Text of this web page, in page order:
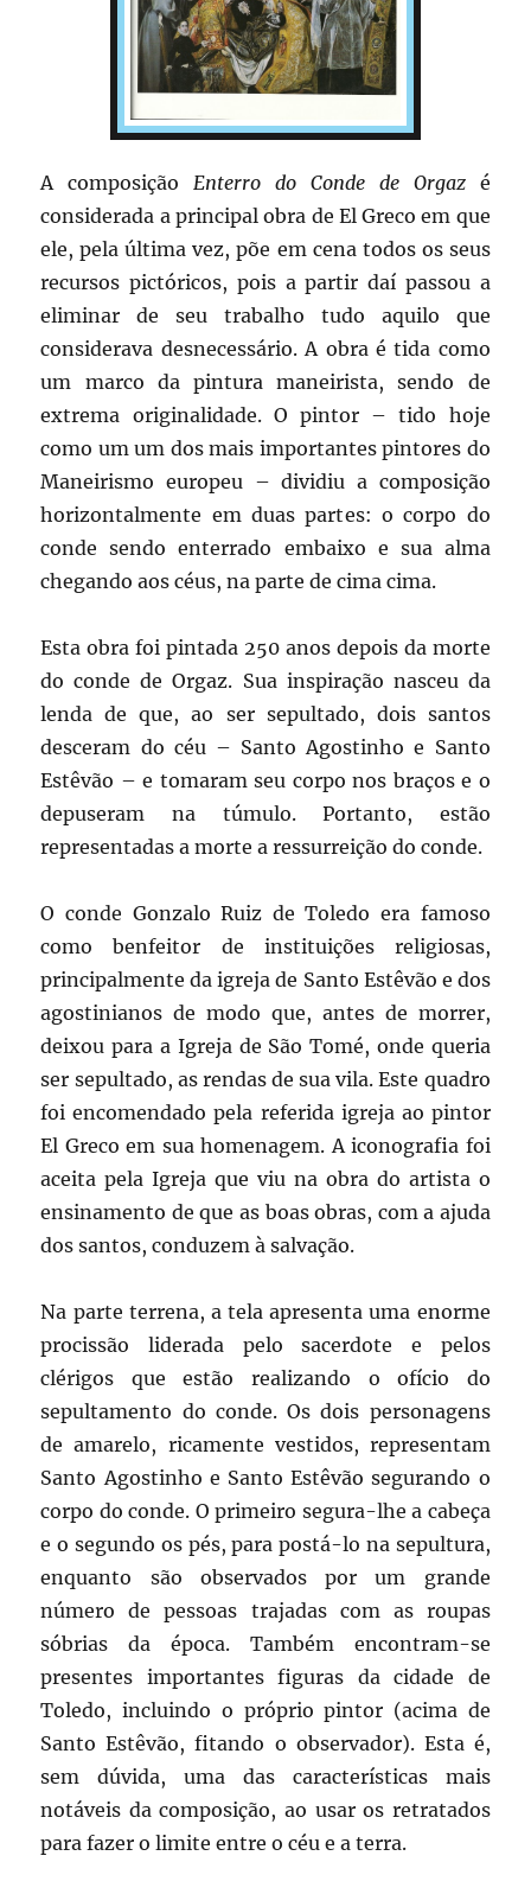
A composição Enterro do Conde de Orgazé
considerada a principal obra de El Greco em que
ele, pela última vez, põe em cena todos os seus
recursos pictóricos, pois a partir daí passou a
eliminar de seu trabalho tudo aquilo que
considerava desnecessário. A obra é tida como
um marco da pintura maneirista, sendo de
extrema originalidade. O pintor – tido hoje
como um um dos mais importantes pintores do
Maneirismo europeu – dividiu a composição
horizontalmente em duas partes: o corpo do
conde sendo enterrado embaixo e sua alma
chegando aos céus, na parte de cima cima.
Esta obra foi pintada 250 anos depois da morte
do conde de Orgaz. Sua inspiração nasceu da
lenda de que, ao ser sepultado, dois santos
desceram do céu – Santo Agostinho e Santo
Estêvão – e tomaram seu corpo nos braços e o
depuseram na túmulo. Portanto, estão
representadas a morte a ressurreição do conde.
O conde Gonzalo Ruiz de Toledo era famoso
como benfeitor de instituições religiosas,
principalmente da igreja de Santo Estêvão e dos
agostinianos de modo que, antes de morrer,
deixou para a Igreja de São Tomé, onde queria
ser sepultado, as rendas de sua vila. Este quadro
foi encomendado pela referida igreja ao pintor
El Greco em sua homenagem. A iconografia foi
aceita pela Igreja que viu na obra do artista o
ensinamento de que as boas obras, com a ajuda
dos santos, conduzem à salvação.
Na parte terrena, a tela apresenta uma enorme
procissão liderada pelo sacerdote e pelos
clérigos que estão realizando o ofício do
sepultamento do conde. Os dois personagens
de amarelo, ricamente vestidos, representam
Santo Agostinho e Santo Estêvão segurando o
corpo do conde. O primeiro segura-lhe a cabeça
e o segundo os pés, para postá-lo na sepultura,
enquanto são observados por um grande
número de pessoas trajadas com as roupas
sóbrias da época. Também encontram-se
presentes importantes figuras da cidade de
Toledo, incluindo o próprio pintor (acima de
Santo Estêvão, fitando o observador). Esta é,
sem dúvida, uma das características mais
notáveis da composição, ao usar os retratados
para fazer o limite entre o céu e a terra.